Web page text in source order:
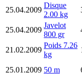
25.04.2009
Disque
2.00 kg
25.04.2009
Javelot
800 gr
21.02.2009
Poids 7.26
kg
25.01.2009 50 m